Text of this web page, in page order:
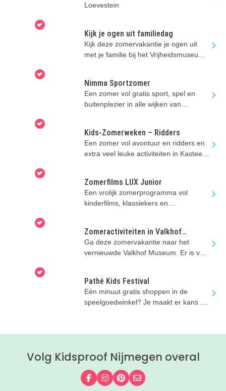
Loevestein
Kijk je ogen uit familiedag
Kijk deze zomervakantie je ogen uit
met je familie bij het Vrijheidsmuseum
Nimma Sportzomer
Een zomer vol gratis sport, spel en
buitenplezier in alle wijken van
Kids-Zomerweken – Ridders
Een zomer vol avontuur en ridders en
extra veel leuke activiteiten in Kasteel
Zomerfilms LUX Junior
Een vrolijk zomerprogramma vol
kinderfilms, klassiekers en
Zomeractiviteiten in Valkhof
Museum
Ga deze zomervakantie naar het
vernieuwde Valkhof Museum. Er is van
Pathé Kids Festival
Eén minuut gratis shoppen in de
speelgoedwinkel? Je maakt er kans op
Volg Kidsproof Nijmegen overal
Volg ons op Facebook
Volg ons op Instagram
Volg ons op Pinterest
Mail ons